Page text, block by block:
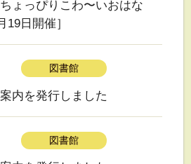
ょっぴりこわ〜いおはな
19日開催］
図書館
内を発行しました
図書館